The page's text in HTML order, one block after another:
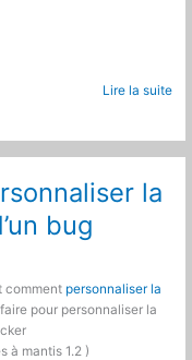
Lire la suite
la
bug
comment personnaliser la
pour personnaliser la
à mantis 1.2 )